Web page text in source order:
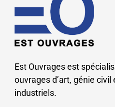
Est Ouvrages est
ouvrages d’art, génie civil
industriels.